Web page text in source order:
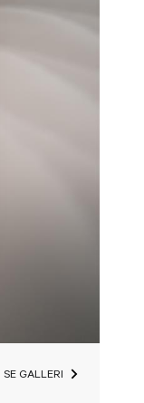
SE GALLERI